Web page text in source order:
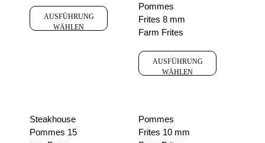
AUSFÜHRUNG
WÄHLEN
Pommes
Frites 8 mm
Farm Frites
AUSFÜHRUNG
WÄHLEN
Steakhouse
Pommes 15
Pommes
Frites 10 mm